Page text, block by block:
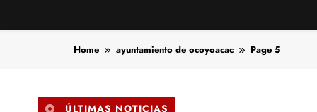
Home ayuntamiento de ocoyoacac Page 5
ÚLTIMAS NOTICIAS